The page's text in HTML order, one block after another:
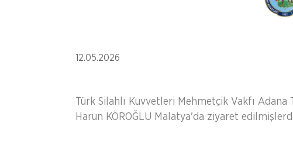
12.05.2026
Türk Silahlı Kuvvetleri Mehmetçik Vakfı Adana
Harun KÖROĞLU Malatya'da ziyaret